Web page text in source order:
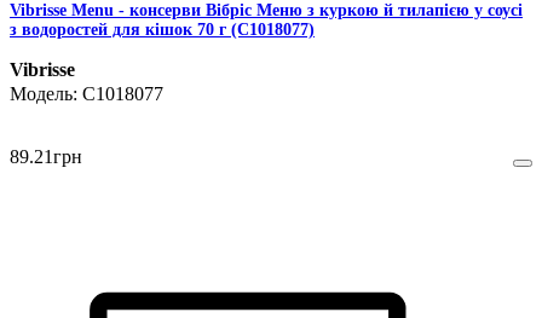
Vibrisse Menu - консерви Вібріс Меню з куркою й тилапією у соусі
з водоростей для кішок 70 г (C1018077)
Vibrisse
C1018077
89.21грн